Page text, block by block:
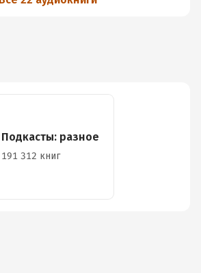
Подкасты: разное
191 312 книг